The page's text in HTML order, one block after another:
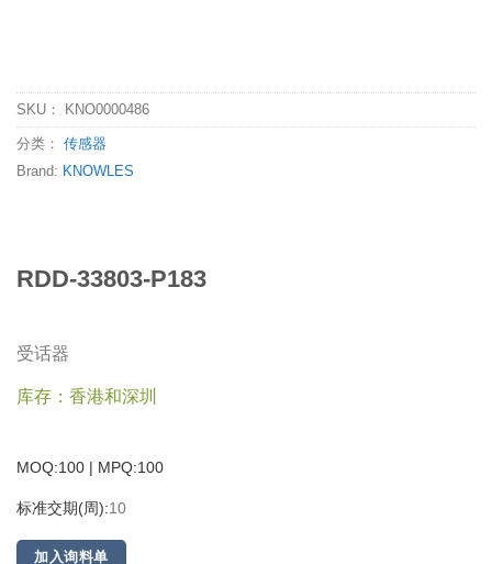
SKU： KNO0000486
分类： 传感器
Brand: KNOWLES
RDD-33803-P183
受话器
库存：香港和深圳
MOQ:100 | MPQ:100
标准交期(周):10
加入询料单